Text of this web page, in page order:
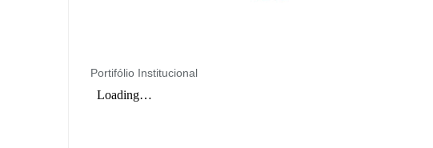
Portifólio Institucional